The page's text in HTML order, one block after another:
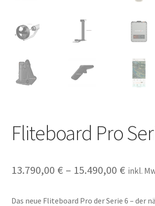
Fliteboard Pro
13.790,00 € – 15.490,00 € inkl.
Das neue Fliteboard Pro der Serie 6 – der